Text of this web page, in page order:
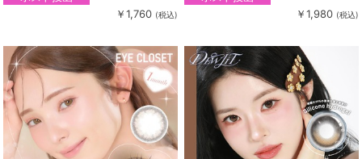
￥1,760 (税込)
￥1,980 (税込)